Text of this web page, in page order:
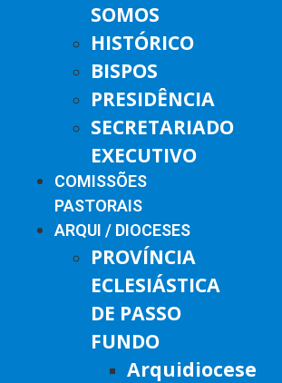
SOMOS
HISTÓRICO
BISPOS
PRESIDÊNCIA
SECRETARIADO
EXECUTIVO
COMISSÕES
PASTORAIS
ARQUI / DIOCESES
PROVÍNCIA
ECLESIÁSTICA
DE PASSO
FUNDO
Arquidiocese